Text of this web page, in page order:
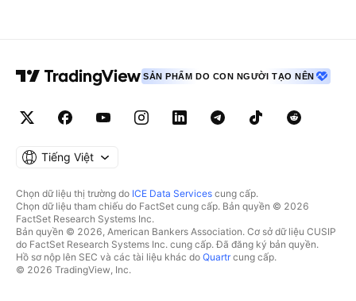
SẢN PHẨM DO CON NGƯỜI TẠO NÊN
Tiếng Việt
Chọn dữ liệu thị trường do ICE Data Services cung cấp.
Chọn dữ liệu tham chiếu do FactSet cung cấp. Bản quyền © 2026
FactSet Research Systems Inc.
Bản quyền © 2026, American Bankers Association. Cơ sở dữ liệu CUSIP
do FactSet Research Systems Inc. cung cấp. Đã đăng ký bản quyền.
Hồ sơ nộp lên SEC và các tài liệu khác do Quartrcung cấp.
© 2026 TradingView, Inc.